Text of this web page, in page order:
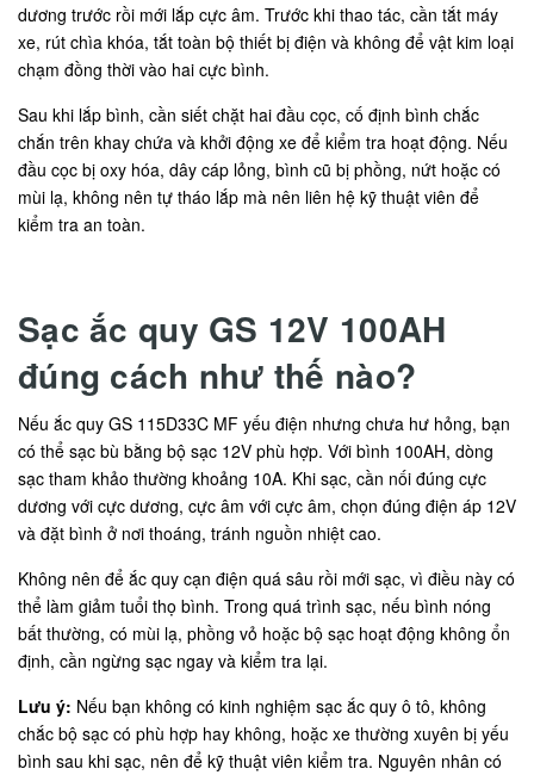
dương trước rồi mới lắp cực âm. Trước khi thao tác, cần tắt máy
xe, rút chìa khóa, tắt toàn bộ thiết bị điện và không để vật kim loại
chạm đồng thời vào hai cực bình.
Sau khi lắp bình, cần siết chặt hai đầu cọc, cố định bình chắc
chắn trên khay chứa và khởi động xe để kiểm tra hoạt động. Nếu
đầu cọc bị oxy hóa, dây cáp lỏng, bình cũ bị phồng, nứt hoặc có
mùi lạ, không nên tự tháo lắp mà nên liên hệ kỹ thuật viên để
kiểm tra an toàn.
Sạc ắc quy GS 12V 100AH
đúng cách như thế nào?
Nếu ắc quy GS 115D33C MF yếu điện nhưng chưa hư hỏng, bạn
có thể sạc bù bằng bộ sạc 12V phù hợp. Với bình 100AH, dòng
sạc tham khảo thường khoảng 10A. Khi sạc, cần nối đúng cực
dương với cực dương, cực âm với cực âm, chọn đúng điện áp 12V
và đặt bình ở nơi thoáng, tránh nguồn nhiệt cao.
Không nên để ắc quy cạn điện quá sâu rồi mới sạc, vì điều này có
thể làm giảm tuổi thọ bình. Trong quá trình sạc, nếu bình nóng
bất thường, có mùi lạ, phồng vỏ hoặc bộ sạc hoạt động không ổn
định, cần ngừng sạc ngay và kiểm tra lại.
Lưu ý: Nếu bạn không có kinh nghiệm sạc ắc quy ô tô, không
chắc bộ sạc có phù hợp hay không, hoặc xe thường xuyên bị yếu
bình sau khi sạc, nên để kỹ thuật viên kiểm tra. Nguyên nhân có